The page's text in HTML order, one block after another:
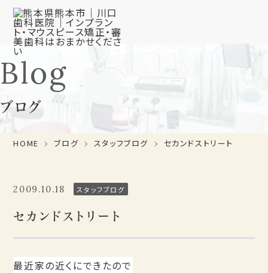
Blog
ブログ
HOME ブログ スタッフブログ セカンドストリート
2009.10.18 スタッフブログ
セカンドストリート
最近家の近くにできたので